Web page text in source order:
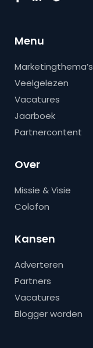
Menu
Marketingthema’s
Veelgelezen
Vacatures
Jaarboek
Partnercontent
Over
Missie & Visie
Colofon
Kansen
Adverteren
Partners
Vacatures
Blogger worden